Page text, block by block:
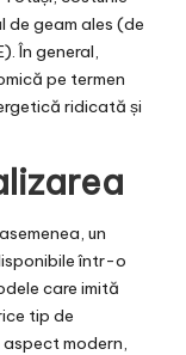
de geam ales (de
În general,
pe termen
ridicată și
un
într-o
care imită
tip de
aspect modern,